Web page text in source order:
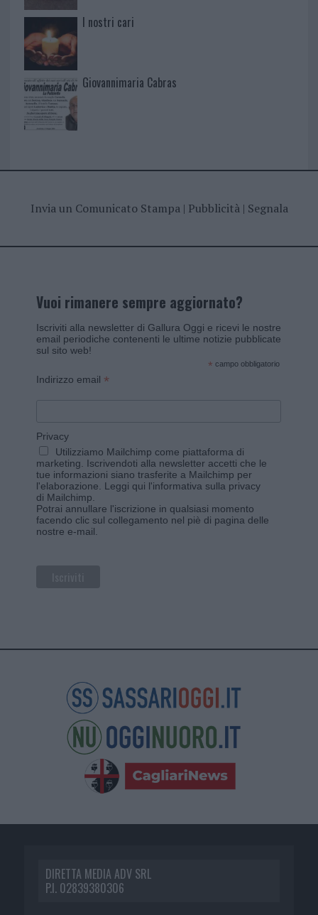
I nostri cari
Giovannimaria Cabras
Invia un Comunicato Stampa| Pubblicità| Segnala
Vuoi rimanere sempre aggiornato?
Iscriviti alla newsletter di Gallura Oggi e ricevi le nostre
email periodiche contenenti le ultime notizie pubblicate
sul sito web!
* campo obbligatorio
Indirizzo email *
Privacy
Utilizziamo Mailchimp come piattaforma di
marketing. Iscrivendoti alla newsletter accetti che le
tue informazioni siano trasferite a Mailchimp per
l'elaborazione. Leggi qui l'informativa sulla privacy
di Mailchimp
Potrai annullare l'iscrizione in qualsiasi momento
facendo clic sul collegamento nel piè di pagina delle
nostre e-mail.
DIRETTA MEDIA ADV SRL
P.I. 02839380306